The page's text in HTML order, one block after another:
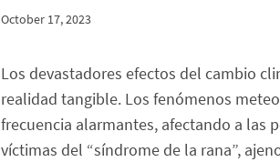
October 17, 2023
Los devastadores efectos del cambio
realidad tangible. Los fenómenos
frecuencia alarmantes, afectando a las
víctimas del “síndrome de la rana”,